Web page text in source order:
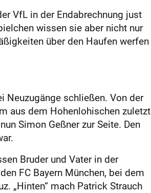
VfL in der Endabrechnung just
wissen sie aber nicht nur
über den Haufen werfen
Neuzugänge schließen. Von der
aus dem Hohenlohischen zuletzt
Simon Geßner zur Seite. Den
Bruder und Vater in der
FC Bayern München, bei dem
„Hinten“ mach Patrick Strauch